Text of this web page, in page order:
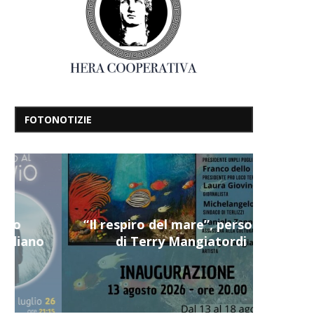
FOTONOTIZIE
“Il respiro del mare”, personale
di Terry Mangiatordi